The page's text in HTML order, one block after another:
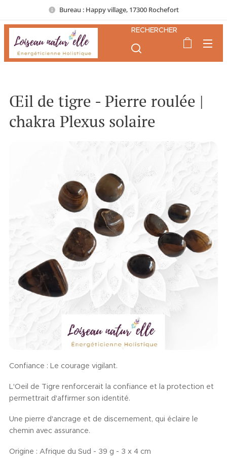
Bureau : Happy village, 17300 Rochefort
RECHERCHER
Œil de tigre - Pierre roulée |
chakra Plexus solaire
Confiance : Le courage vigilant.
L'Oeil de Tigre renforcerait la confiance et la protection et
permettrait d'affirmer son identité.
Une pierre d'ancrage et de discernement, qui éclaire le
chemin avec assurance.
Origine : Afrique du Sud - 39 g - 3 x 4 cm